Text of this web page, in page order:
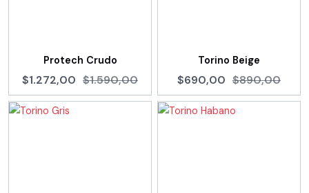
Protech Crudo
$1.272,00 $1.590,00
Torino Beige
$690,00 $890,00